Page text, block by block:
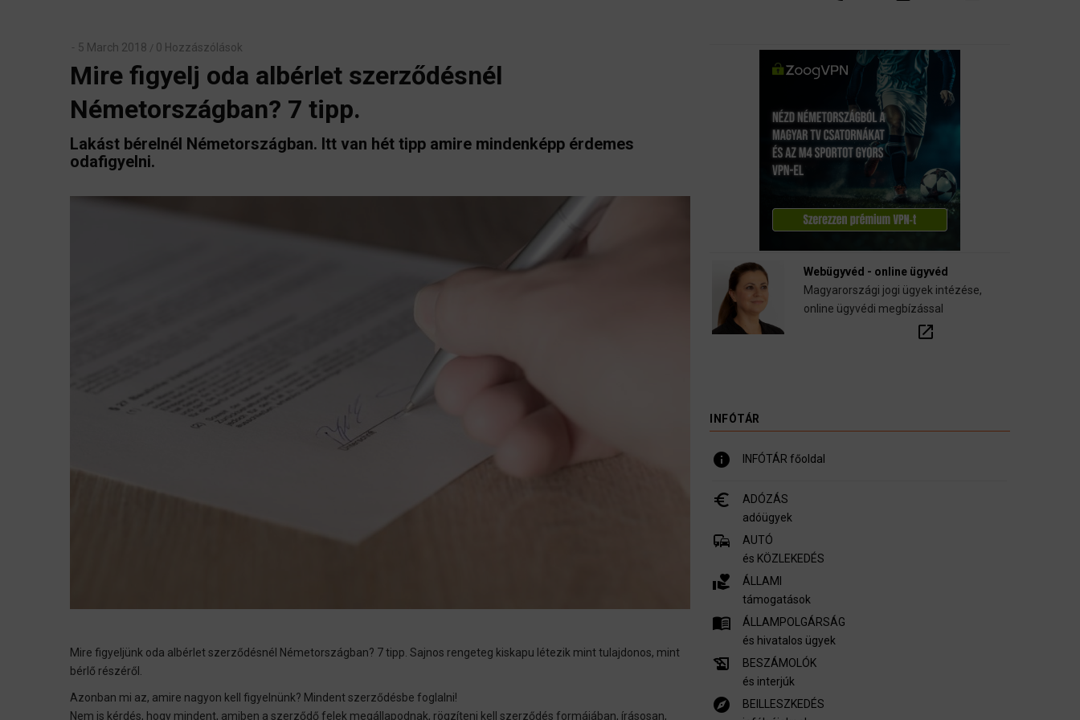
5 March 2018 / 0 Hozzászólások
Mire figyelj oda albérlet szerződésnél
Németországban? 7 tipp.
Lakást bérelnél Németországban. Itt van hét tipp amire mindenképp érdemes
odafigyelni.
Mire figyeljünk oda albérlet szerződésnél Németországban? 7 tipp. Sajnos rengeteg kiskapu létezik mint tulajdonos, mint
bérlő részéről.
Azonban mi az, amire nagyon kell figyelnünk? Mindent szerződésbe foglalni!
Nem is kérdés, hogy mindent, amiben a szerződő felek megállapodnak, rögzíteni kell szerződés formájában, írásosan,
Webügyvéd - online ügyvéd
Magyarországi jogi ügyek intézése,
online ügyvédi megbízással
open_in_new
INFÓTÁR
info INFÓTÁR főoldal
euro_symbol
ADÓZÁS
adóügyek
commute
AUTÓ
és KÖZLEKEDÉS
volunteer_activism
ÁLLAMI
támogatások
menu_book
ÁLLAMPOLGÁRSÁG
és hivatalos ügyek
history_edu
BESZÁMOLÓK
és interjúk
explore
BEILLESZKEDÉS